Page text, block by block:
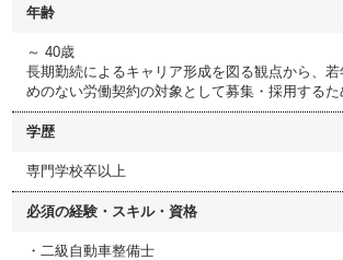
年齢
～ 40歳
長期勤続によるキャリア形成を図る観点から、
めのない労働契約の対象として募集・採用するた
学歴
専門学校卒以上
必須の経験・スキル・資格
・二級自動車整備士